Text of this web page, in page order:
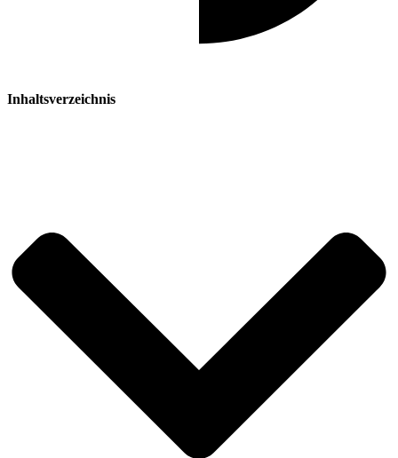
Inhaltsverzeichnis